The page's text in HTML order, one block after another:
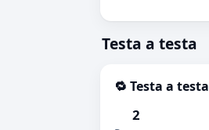
Testa a testa
🔁 Testa a testa
2